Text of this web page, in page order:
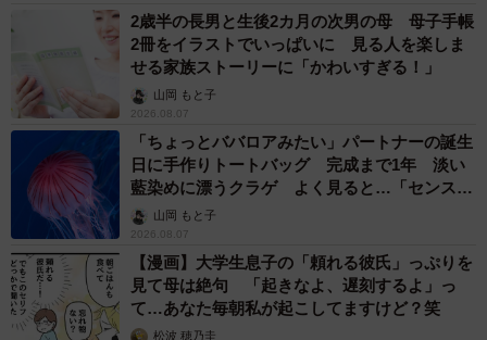
2歳半の長男と生後2カ月の次男の母 母子手帳
2冊をイラストでいっぱいに 見る人を楽しま
せる家族ストーリーに「かわいすぎる！」
山岡 もと子
2026.08.07
「ちょっとババロアみたい」パートナーの誕生
日に手作りトートバッグ 完成まで1年 淡い
藍染めに漂うクラゲ よく見ると…「センスす
ごい」山岡 もと子
2026.08.07
【漫画】大学生息子の「頼れる彼氏」っぷりを
見て母は絶句 「起きなよ、遅刻するよ」っ
て…あなた毎朝私が起こしてますけど？笑
松波 穂乃圭